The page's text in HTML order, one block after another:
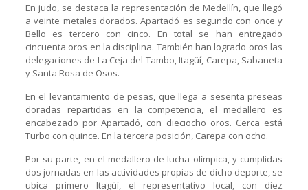
En judo, se destaca la representación de Medellín, que llegó
a veinte metales dorados. Apartadó es segundo con once y
Bello es tercero con cinco. En total se han entregado
cincuenta oros en la disciplina. También han logrado oros las
delegaciones de La Ceja del Tambo, Itagüí, Carepa, Sabaneta
y Santa Rosa de Osos.
En el levantamiento de pesas, que llega a sesenta preseas
doradas repartidas en la competencia, el medallero es
encabezado por Apartadó, con dieciocho oros. Cerca está
Turbo con quince. En la tercera posición, Carepa con ocho.
Por su parte, en el medallero de lucha olímpica, y cumplidas
dos jornadas en las actividades propias de dicho deporte, se
ubica primero Itagüí, el representativo local, con diez